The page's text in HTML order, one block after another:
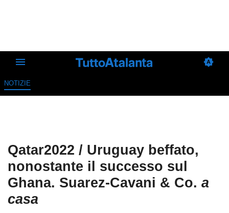
NOTIZIE
Qatar2022 / Uruguay beffato,
nonostante il successo sul
Ghana. Suarez-Cavani & Co. a
casa